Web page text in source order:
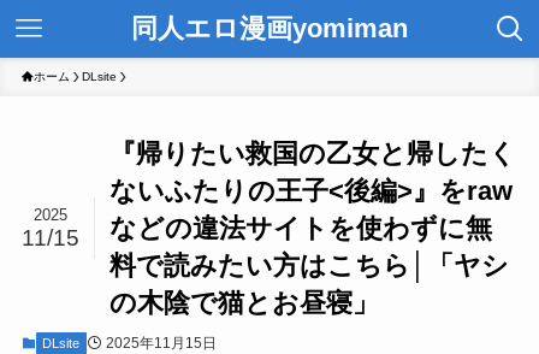
同人エロ漫画yomiman
ホーム DLsite
『帰りたい救国の乙女と帰したく
ないふたりの王子<後編>』をraw
などの違法サイトを使わずに無
料で読みたい方はこちら│「ヤシ
の木陰で猫とお昼寝」
2025
11/15
DLsite 2025年11月15日